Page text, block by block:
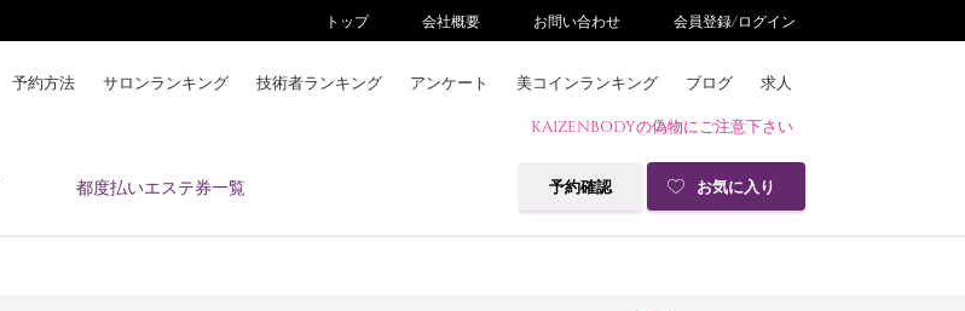
トップ 会社概要 お問い合わせ 会員登録/ログイン
予約方法 サロンランキング 技術者ランキング アンケート 美コインランキング ブログ 求人
KAIZENBODYの偽物にご注意下さい
都度払いエステ券一覧 予約確認 お気に入り
お支払い方法
予約方法